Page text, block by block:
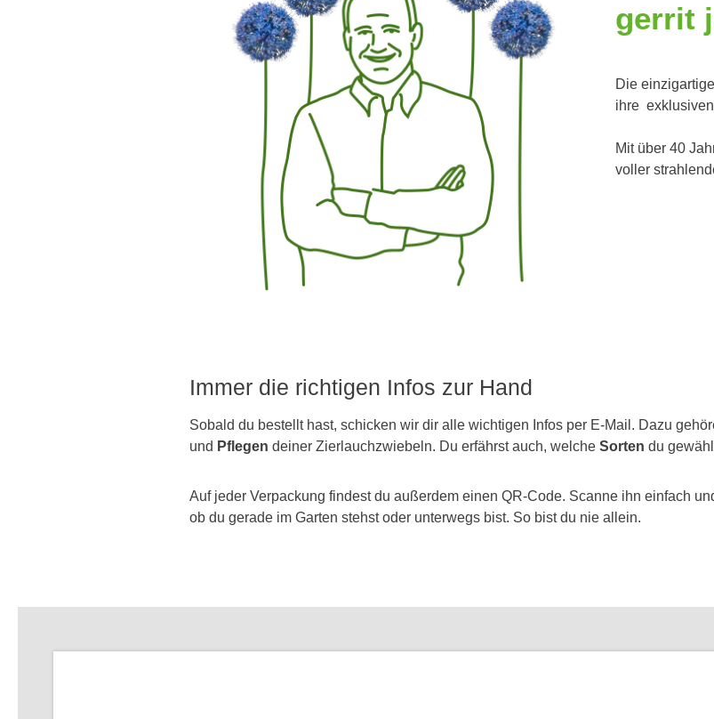
gerrit
Die
ihre
Mit über 40
voller
Immer die richtigen Infos zur Hand
Sobald du bestellt hast, schicken wir dir alle wichtigen Infos per E-Mail. Dazu
und Pflegen deiner Zierlauchzwiebeln. Du erfährst auch, welche Sorten du
Auf jeder Verpackung findest du außerdem einen QR-Code. Scanne ihn einfach
ob du gerade im Garten stehst oder unterwegs bist. So bist du nie allein.